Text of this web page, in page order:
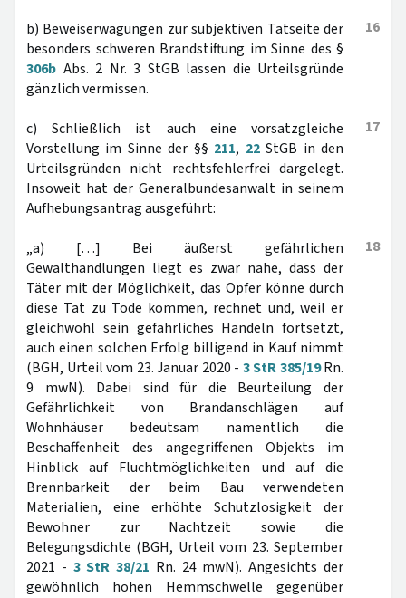
16
b) Beweiserwägungen zur subjektiven Tatseite der
besonders schweren Brandstiftung im Sinne des §
306b Abs. 2 Nr. 3 StGB lassen die Urteilsgründe
gänzlich vermissen.
17
c) Schließlich ist auch eine vorsatzgleiche
Vorstellung im Sinne der §§ 211, 22StGB in den
Urteilsgründen nicht rechtsfehlerfrei dargelegt.
Insoweit hat der Generalbundesanwalt in seinem
Aufhebungsantrag ausgeführt:
18
„a) […] Bei äußerst gefährlichen
Gewalthandlungen liegt es zwar nahe, dass der
Täter mit der Möglichkeit, das Opfer könne durch
diese Tat zu Tode kommen, rechnet und, weil er
gleichwohl sein gefährliches Handeln fortsetzt,
auch einen solchen Erfolg billigend in Kauf nimmt
(BGH, Urteil vom 23. Januar 2020 - 3 StR 385/19Rn.
9 mwN). Dabei sind für die Beurteilung der
Gefährlichkeit von Brandanschlägen auf
Wohnhäuser bedeutsam namentlich die
Beschaffenheit des angegriffenen Objekts im
Hinblick auf Fluchtmöglichkeiten und auf die
Brennbarkeit der beim Bau verwendeten
Materialien, eine erhöhte Schutzlosigkeit der
Bewohner zur Nachtzeit sowie die
Belegungsdichte (BGH, Urteil vom 23. September
2021 - 3 StR 38/21 Rn. 24 mwN). Angesichts der
gewöhnlich hohen Hemmschwelle gegenüber